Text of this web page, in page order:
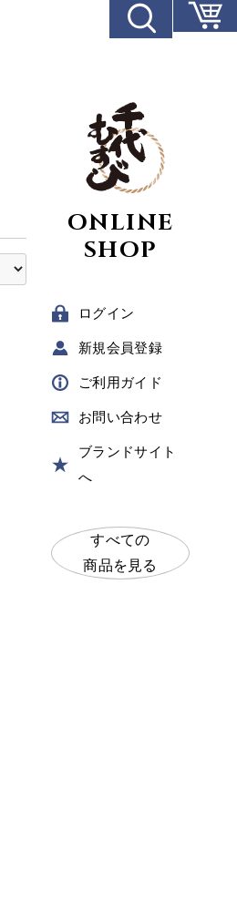
ONLINE
SHOP
ログイン
新規会員登録
ご利用ガイド
お問い合わせ
ブランドサイト
へ
すべての
商品を見る